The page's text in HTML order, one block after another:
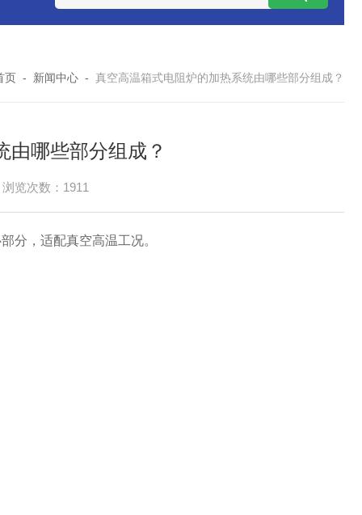
页 - 新闻中心 - 真空高温箱式电阻炉的加热系统由哪些部分组成？
由哪些部分组成？
浏览次数：1911
分，适配真空高温工况。